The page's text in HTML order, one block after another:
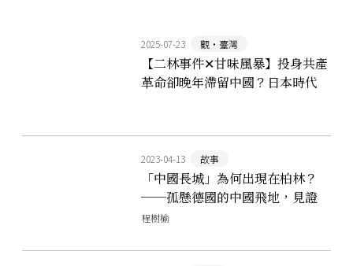
2025-07-23 觀‧臺灣
【二林事件✕甘味風暴】投身共產
革命卻晚年滯留中國？日本時代
2023-04-13 故事
「中國長城」為何出現在柏林？
──孤懸德國的中國飛地，見證
東德的興衰起落
程樹榆